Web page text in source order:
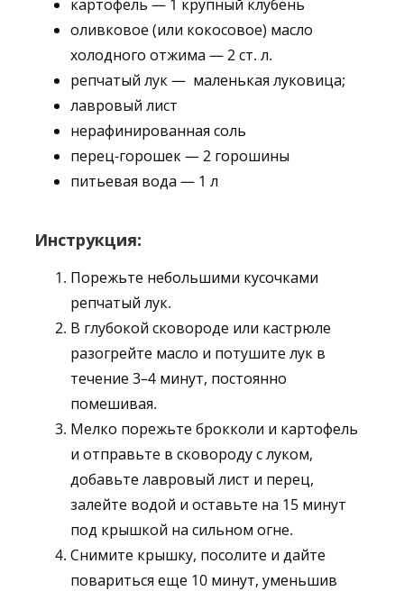
картофель — 1 крупный клубень
оливковое (или кокосовое) масло
холодного отжима — 2 ст. л.
репчатый лук — маленькая луковица;
лавровый лист
нерафинированная соль
перец-горошек — 2 горошины
питьевая вода — 1 л
Инструкция:
Порежьте небольшими кусочками
репчатый лук.
В глубокой сковороде или кастрюле
разогрейте масло и потушите лук в
течение 3–4 минут, постоянно
помешивая.
Мелко порежьте брокколи и картофель
и отправьте в сковороду с луком,
добавьте лавровый лист и перец,
залейте водой и оставьте на 15 минут
под крышкой на сильном огне.
Снимите крышку, посолите и дайте
повариться еще 10 минут, уменьшив